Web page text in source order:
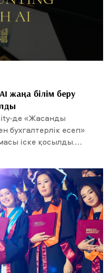
жаңа білім беру
де «Жасанды
бухгалтерлік есеп»
іске қосылды.